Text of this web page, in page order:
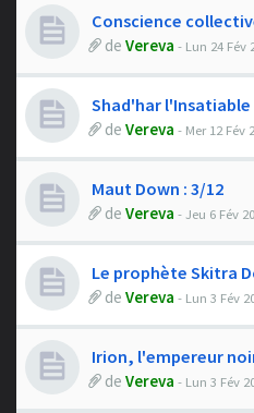
Conscience
de Vereva - Lun 24 Fév
Shad'har l'Insatiable
de Vereva - Mer 12 Fév
Maut Down : 3/12
de Vereva - Jeu 6 Fév
Le prophète Skitra
de Vereva - Lun 3 Fév
Irion, l'empereur
de Vereva - Lun 3 Fév